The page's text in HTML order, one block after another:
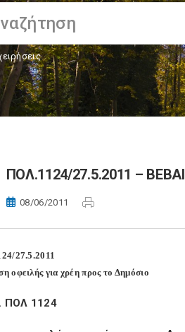
ΠΟΛ.1124/27.5.2011 –
08/06/2011
27.5.2011
οφειλής για χρέη προς το Δημόσιο
ΠΟΛ 1124